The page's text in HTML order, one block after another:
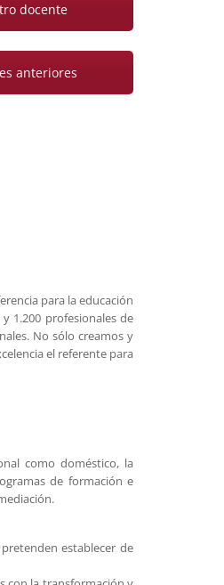
docente
anteriores
para la educación
1.200 profesionales de
No sólo creamos y
el referente para
como doméstico, la
de formación e
establecer de